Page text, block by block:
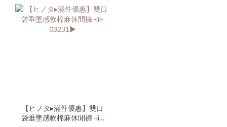
【ヒノタ▸滿件優惠】雙口
袋垂墜感軟棉麻休閒褲 -iii-